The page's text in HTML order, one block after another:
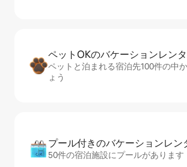
ペットOKのバ⁠ケ⁠ー⁠シ⁠ョ⁠ンレ⁠ン⁠
ペットと泊まれる宿泊先100件の中
ょう
プール付きのバ⁠ケ⁠ー⁠シ⁠ョ⁠ンレ⁠ン⁠
50件の宿泊施設にプールがあります